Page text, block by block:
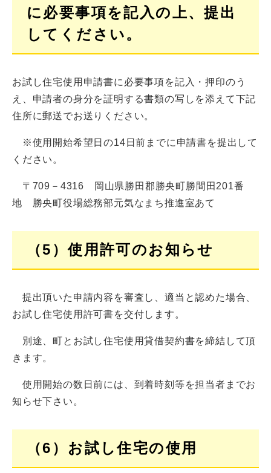
に必要事項を記入の上、提出
してください。
お試し住宅使用申請書に必要事項を記入・押印のう
え、申請者の身分を証明する書類の写しを添えて下記
住所に郵送でお送りください。
※使用開始希望日の14日前までに申請書を提出して
ください。
〒709－4316 岡山県勝田郡勝央町勝間田201番
地 勝央町役場総務部元気なまち推進室あて
（5）使用許可のお知らせ
提出頂いた申請内容を審査し、適当と認めた場合、
お試し住宅使用許可書を交付します。
別途、町とお試し住宅使用貸借契約書を締結して頂
きます。
使用開始の数日前には、到着時刻等を担当者までお
知らせ下さい。
（6）お試し住宅の使用